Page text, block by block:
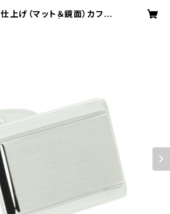
上げ（マット＆鏡面）カフリ